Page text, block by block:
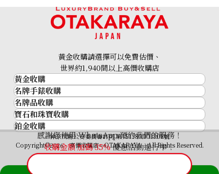
K18 diamond bracelet bangle
參考回收價
HKD 20,860.51
感謝您使用 WhatsApp 預約我們的服務！
收購金額 加碼35%優惠活動進行中！
黃金收購請選擇可以免費估價、
世界約1,940間以上高價收購店
黃金收購
黃金･金條
金條
金幣及銀幣
過去十年黃金價格
金飾
金戒指
金頸鍊
名牌手錶收購
名牌手錶收購
勞力士 (Rolex)
Patek Philippe
Audemars Piguet
Vacheron Constantin
A. Lange & Söhne
名牌品收購
名牌品收購
HERMES
LOUIS VUITTON
CHANEL
卡地亞（Cartier）
寶石和珠寶收購
寶石和珠寶
祖母綠
藍寶石
鉑金收購
神奈川縣公安委員會許可 第451380001308號
Copyright©2026 高價收購店—OTAKARAYA All Rights Reserved.